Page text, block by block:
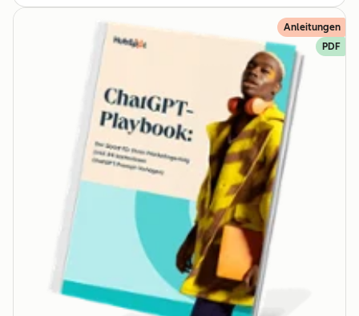
Anleitungen
PDF